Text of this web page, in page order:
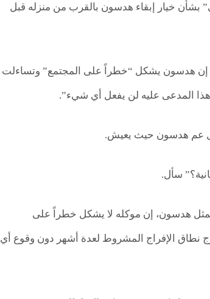
بشأن خيار إبقاء هدسون بالقرب من منزله قبل
إن هدسون يشكل “خطراً على المجتمع” وتساءلت
المدعى عليه لن يفعل أي شيء”.
عم هدسون حيث يعيش.
سأل.
يمثل هدسون، إن موكله لا يشكل خطراً على
نطاق الإفراج المشروط لعدة أشهر دون وقوع أي